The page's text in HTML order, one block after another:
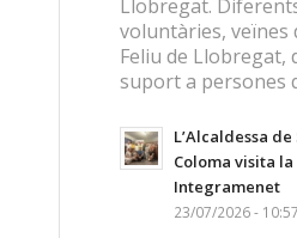
Llobregat.
voluntàries, veïnes
Feliu de Llobregat,
suport a persones
L’Alcaldessa de
Coloma visita
Integramenet
23/07/2026 - 10:57